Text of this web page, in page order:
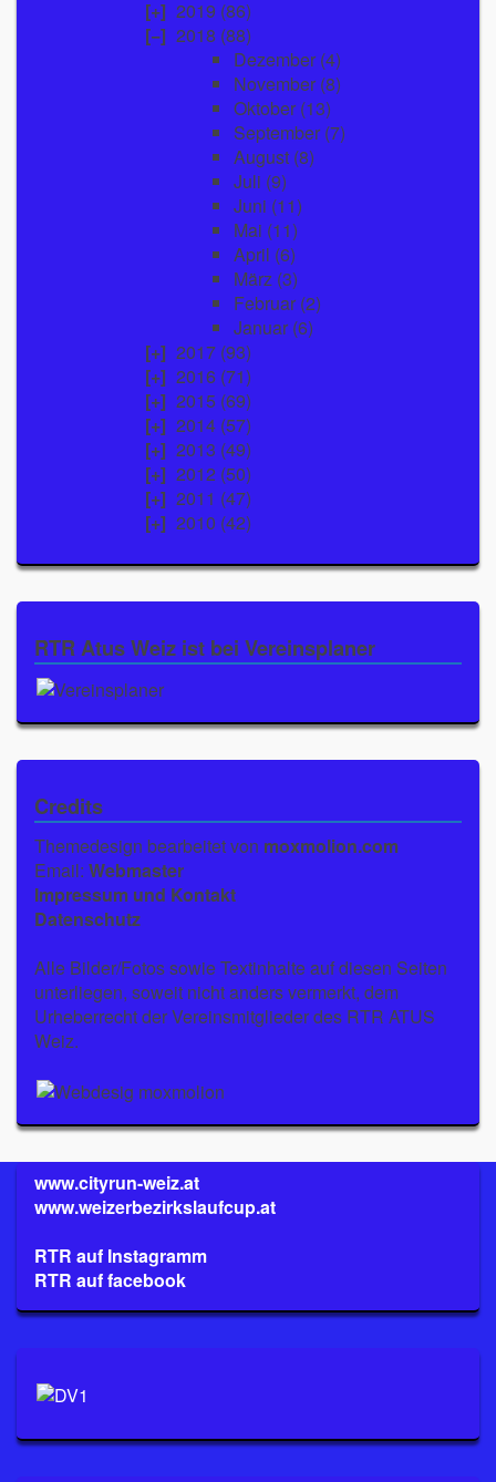
2019 (86)
2018 (88)
Dezember (4)
November (8)
Oktober (13)
September (7)
August (8)
Juli (9)
Juni (11)
Mai (11)
April (6)
März (3)
Februar (2)
Januar (6)
2017 (93)
2016 (71)
2015 (69)
2014 (57)
2013 (49)
2012 (50)
2011 (47)
2010 (42)
RTR Atus Weiz ist bei Vereinsplaner
Credits
Themedesign bearbeitet von moxmolion.com
Email: Webmaster
Impressum und Kontakt
Datenschutz
Alle Bilder/Fotos sowie Textinhalte auf diesen Seiten
unterliegen, soweit nicht anders vermerkt, dem
Urheberrecht der Vereinsmitglieder des RTR ATUS
Weiz.
www.cityrun-weiz.at
www.weizerbezirkslaufcup.at
RTR auf Instagramm
RTR auf facebook